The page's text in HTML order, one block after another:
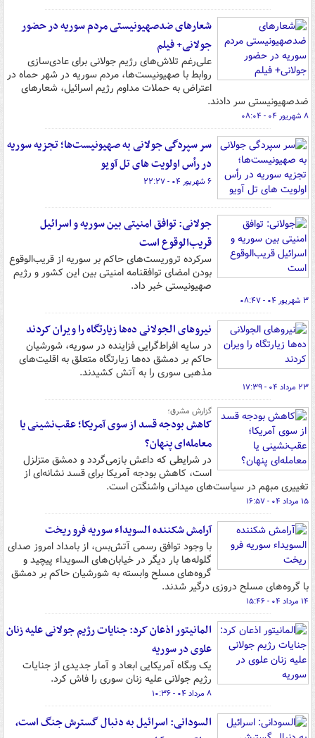
شعارهای ضدصهیونیستی مردم سوریه در حضور
جولانی+ فیلم
علی‌رغم تلاش‌های رژیم جولانی برای عادی‌سازی
روابط با صهیونیست‌ها، مردم سوریه در شهر حماه در
اعتراض به حملات مداوم رژیم اسرائیل، شعارهای
ضدصهیونیستی سر دادند.
۸ شهریور ۰۴ - ۰۸:۰۴
سر سپردگی جولانی به صهیونیست‌ها؛ تجزیه سوریه
در رأس اولویت های تل آویو
۶ شهریور ۰۴ - ۲۲:۲۷
جولانی: توافق امنیتی بین سوریه و اسرائیل
قریب‌الوقوع است
سرکرده تروریست‌های حاکم بر سوریه از قریب‌الوقوع
بودن امضای توافقنامه امنیتی بین این کشور و رژیم
صهیونیستی خبر داد.
۳ شهریور ۰۴ - ۰۸:۴۷
نیروهای الجولانی ده‌ها زیارتگاه را ویران کردند
در سایه افراط‌گرایی فزاینده در سوریه، شورشیان
حاکم بر دمشق ده‌ها زیارتگاه متعلق به اقلیت‌های
مذهبی سوری را به آتش کشیدند.
۲۳ مرداد ۰۴ - ۱۷:۳۹
گزارش مشرق؛
کاهش بودجه قسد از سوی آمریکا؛ عقب‌نشینی یا
معامله‌ای پنهان؟
در شرایطی که داعش بازمی‌گردد و دمشق متزلزل
است، کاهش بودجه آمریکا برای قسد نشانه‌ای از
تغییری مبهم در سیاست‌های میدانی واشنگتن است.
۱۵ مرداد ۰۴ - ۱۶:۵۷
آرامش شکننده السویداء سوریه فرو ریخت
با وجود توافق رسمی آتش‌بس، از بامداد امروز صدای
گلوله‌ها بار دیگر در خیابان‌های السویداء پیچید و
گروه‌های مسلح وابسته به شورشیان حاکم بر دمشق
با گروه‌های مسلح دروزی درگیر شدند.
۱۴ مرداد ۰۴ - ۱۵:۴۶
المانیتور اذعان کرد: جنایات رژیم جولانی علیه زنان
علوی در سوریه
یک وبگاه آمریکایی ابعاد و آمار جدیدی از جنایات
رژیم جولانی علیه زنان سوری را فاش کرد.
۸ مرداد ۰۴ - ۱۰:۳۶
السودانی: اسرائیل به دنبال گسترش جنگ است،